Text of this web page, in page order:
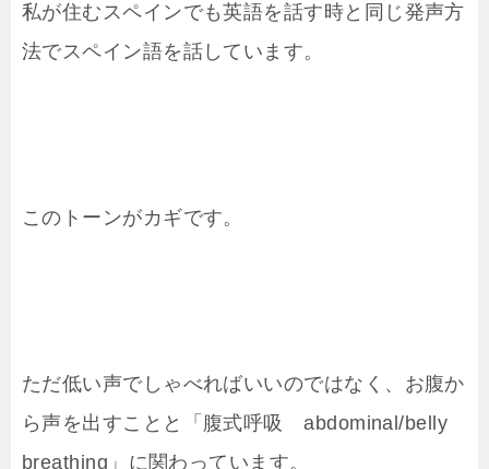
私が住むスペインでも英語を話す時と同じ発声方
法でスペイン語を話しています。
このトーンがカギです。
ただ低い声でしゃべればいいのではなく、お腹か
ら声を出すことと「腹式呼吸 abdominal/belly
breathing」に関わっています。